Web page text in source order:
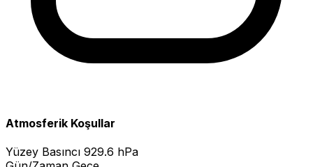
Atmosferik Koşullar
Yüzey Basıncı 929.6 hPa